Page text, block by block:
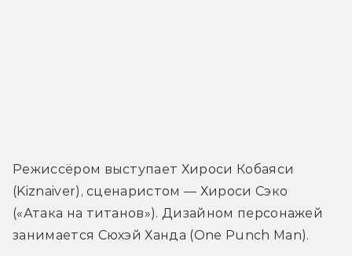
Режиссёром выступает Хироси Кобаяси
(Kiznaiver), сценаристом — Хироси Сэко
(«Атака на титанов»). Дизайном персонажей
занимается Сюхэй Ханда (One Punch Man).